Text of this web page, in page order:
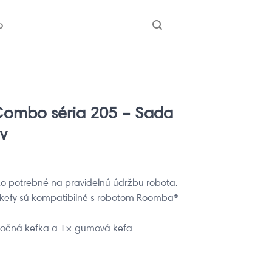
séria 205 – Sada
potrebné na pravidelnú údržbu robota.
sú kompatibilné s robotom Roomba®
kefka a 1× gumová kefa